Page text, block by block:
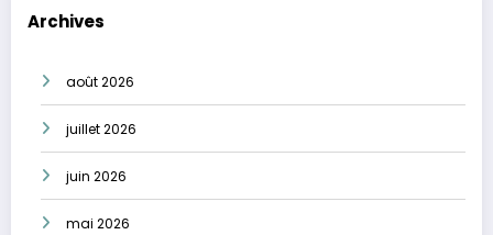
Archives
août 2026
juillet 2026
juin 2026
mai 2026